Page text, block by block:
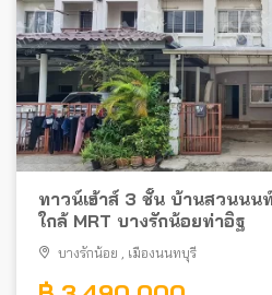
ทาวน์เฮ้าส์ 3 ชั้น บ้านสวนนน
ใกล้ MRT บางรักน้อยท่าอิฐ
บางรักน้อย เมืองนนทบุรี